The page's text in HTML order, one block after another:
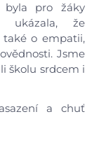
byla pro žáky
ukázala, že
o empatii,
Jsme
školu srdcem i
a chuť